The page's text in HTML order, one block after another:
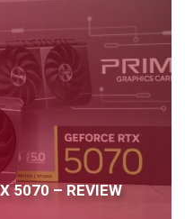
5070 – REVIEW